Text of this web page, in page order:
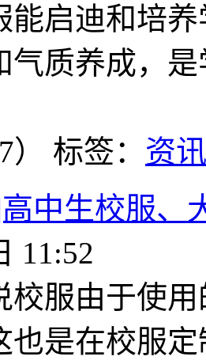
能启迪和培
气质养成，
） 标签： 资讯
中生校服、
11:52
校服由于使
也是在校服